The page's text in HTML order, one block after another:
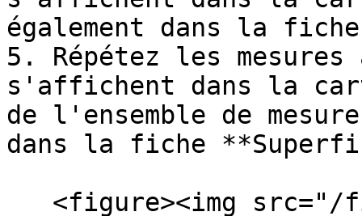
également dans la
5. Répétez les
s'affichent dans la
de l'ensemble de
dans la fiche